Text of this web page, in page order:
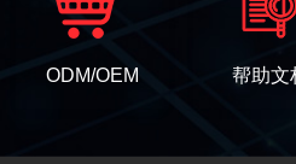
ODM/OEM 帮助文